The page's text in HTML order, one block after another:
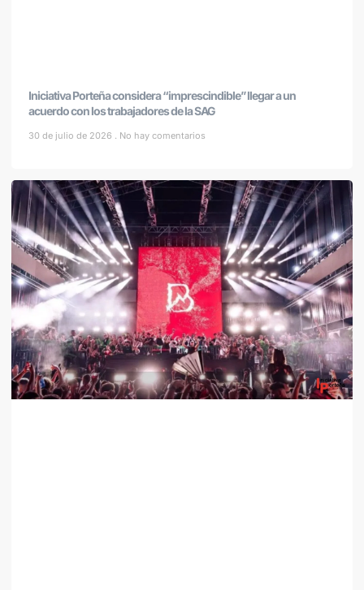
Iniciativa Porteña considera “imprescindible” llegar a un
acuerdo con los trabajadores de la SAG
30 de julio de 2026 No hay comentarios